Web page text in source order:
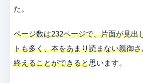
た。
ページ数は232ページで、片面が見出
トも多く、本をあまり読まない親御
終えることができると思います。